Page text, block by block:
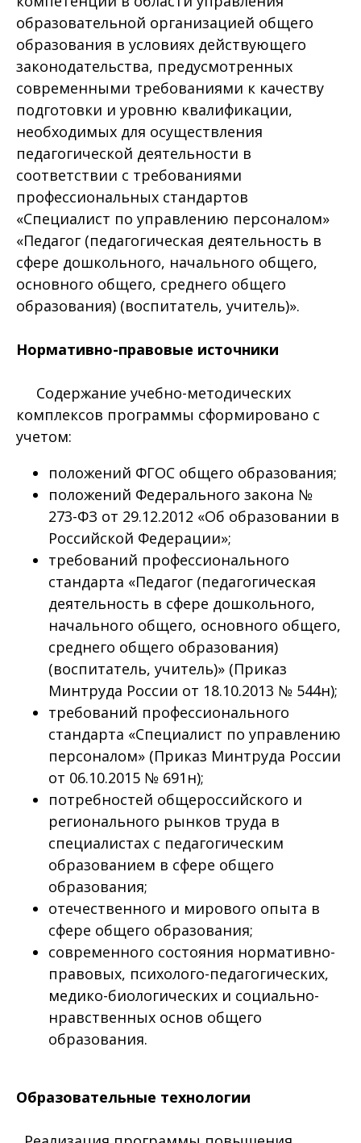
образовательной организацией общего
образования в условиях действующего
законодательства, предусмотренных
современными требованиями к качеству
подготовки и уровню квалификации,
необходимых для осуществления
педагогической деятельности в
соответствии с требованиями
профессиональных стандартов
«Специалист по управлению персоналом»
«Педагог (педагогическая деятельность в
сфере дошкольного, начального общего,
основного общего, среднего общего
образования) (воспитатель, учитель)».
Нормативно-правовые источники
Содержание учебно-методических
комплексов программы сформировано с
учетом:
положений ФГОС общего образования;
положений Федерального закона №
273-ФЗ от 29.12.2012 «Об образовании в
Российской Федерации»;
требований профессионального
стандарта «Педагог (педагогическая
деятельность в сфере дошкольного,
начального общего, основного общего,
среднего общего образования)
(воспитатель, учитель)» (Приказ
Минтруда России от 18.10.2013 № 544н);
требований профессионального
стандарта «Специалист по управлению
персоналом» (Приказ Минтруда России
от 06.10.2015 № 691н);
потребностей общероссийского и
регионального рынков труда в
специалистах с педагогическим
образованием в сфере общего
образования;
отечественного и мирового опыта в
сфере общего образования;
современного состояния нормативно-
правовых, психолого-педагогических,
медико-биологических и социально-
нравственных основ общего
образования.
Образовательные технологии